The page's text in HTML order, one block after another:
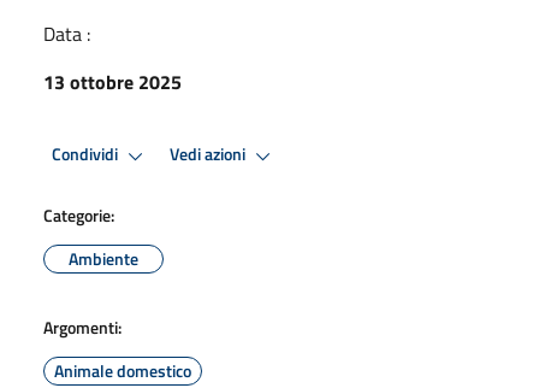
Data :
13 ottobre 2025
Condividi Vedi azioni
Categorie:
Ambiente
Argomenti:
Animale domestico